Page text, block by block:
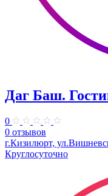
Даг Баш.
0
0 отзывов
г.Кизилюрт,
Круглосуточно